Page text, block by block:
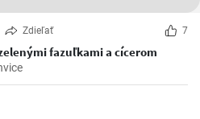
Zdieľať 7
fazuľkami a cícerom